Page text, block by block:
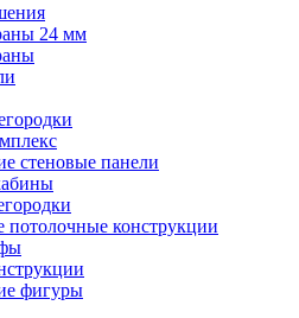
24 мм
стеновые панели
потолочные конструкции
фигуры